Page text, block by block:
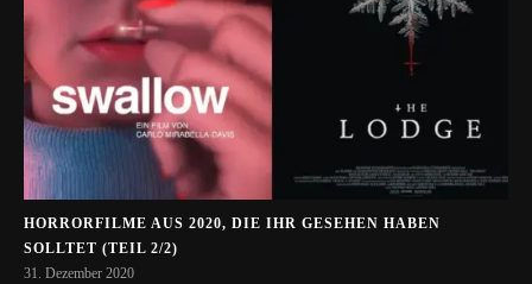
HORRORFILME AUS 2020, DIE IHR GESEHEN HABEN
SOLLTET (TEIL 2/2)
31. Dezember 2020